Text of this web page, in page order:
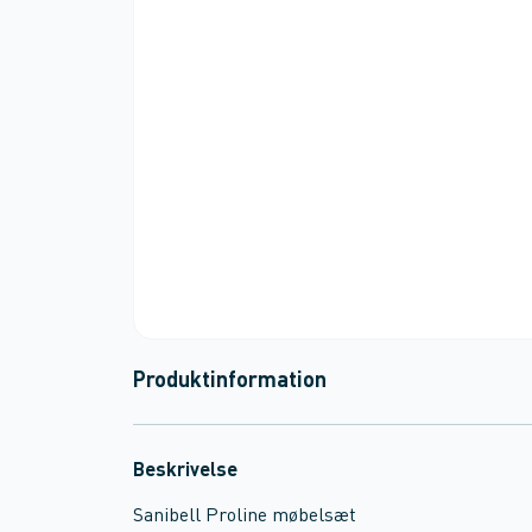
Produktinformation
Beskrivelse
Sanibell Proline møbelsæt